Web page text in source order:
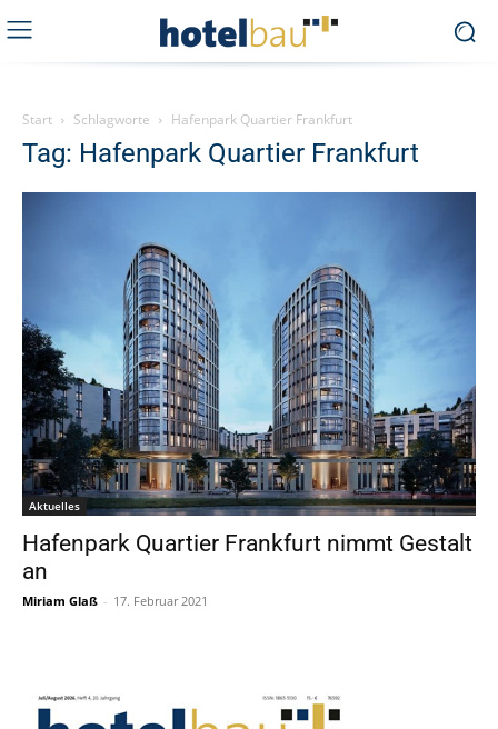
Start Schlagworte Hafenpark Quartier Frankfurt
Tag: Hafenpark Quartier Frankfurt
Aktuelles
Hafenpark Quartier Frankfurt nimmt Gestalt
an
Miriam Glaß - 17. Februar 2021